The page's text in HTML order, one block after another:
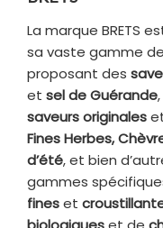
La marque BRETS
sa vaste gamme de
proposant des
et sel de Guérande
saveurs originales
Fines Herbes,
d’été, et bien
gammes
fineset